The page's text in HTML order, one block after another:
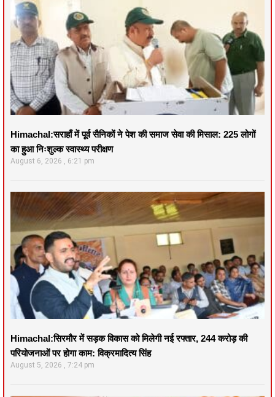
Himachal:सराहाँ में पूर्व सैनिकों ने पेश की समाज सेवा की मिसाल: 225 लोगों
का हुआ निःशुल्क स्वास्थ्य परीक्षण
August 6, 2026 6:21 pm
Himachal:सिरमौर में सड़क विकास को मिलेगी नई रफ्तार, 244 करोड़ की
परियोजनाओं पर होगा काम: विक्रमादित्य सिंह
August 5, 2026 7:24 pm